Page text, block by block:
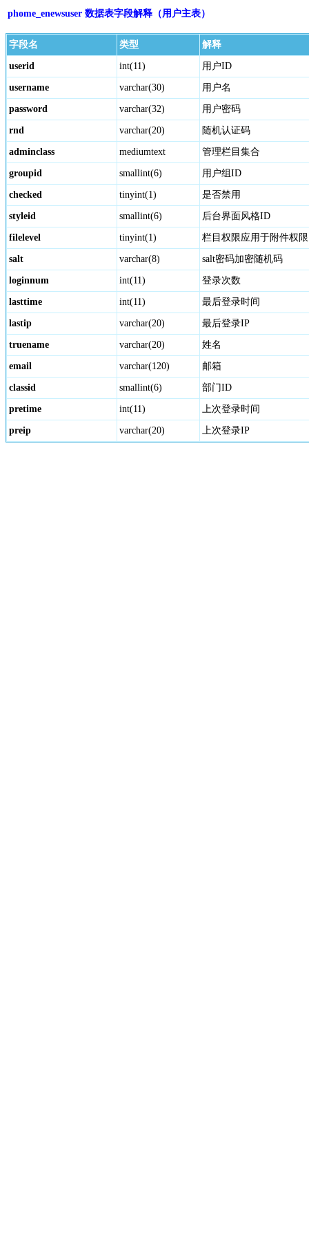
phome_enewsuser 数据表字段解释（用户主表）
字段名 类型 解释
userid int(11) 用户ID
username varchar(30) 用户名
password varchar(32) 用户密码
rnd varchar(20) 随机认证码
adminclass mediumtext 管理栏目集合
groupid smallint(6) 用户组ID
checked tinyint(1) 是否禁用
styleid smallint(6) 后台界面风格ID
filelevel tinyint(1) 栏目权限应用于附件权限
salt varchar(8) salt密码加密随机码
loginnum int(11) 登录次数
lasttime int(11) 最后登录时间
lastip varchar(20) 最后登录IP
truename varchar(20) 姓名
email varchar(120) 邮箱
classid smallint(6) 部门ID
pretime int(11) 上次登录时间
preip varchar(20) 上次登录IP